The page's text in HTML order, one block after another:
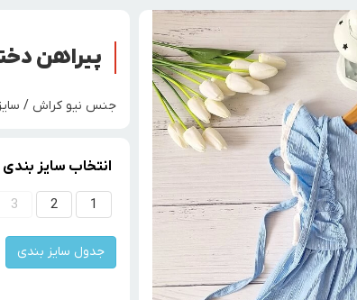
پیراهن
جنس نیو کراش / سایز 1 تا
انتخاب سایز
1
2
3
جدول سایز بندی